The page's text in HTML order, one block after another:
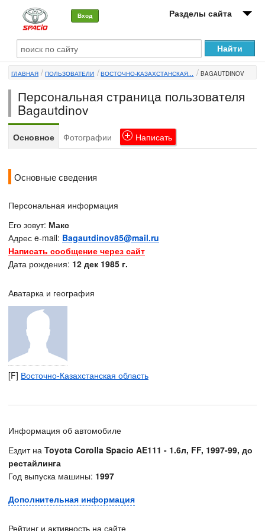
Вход Разделы сайта
О машине
Автоклуб
Форумы
Сервисы и услуги
ГЛАВНАЯ ПОЛЬЗОВАТЕЛИ ВОСТОЧНО-КАЗАХСТАНСКАЯ... BAGAUTDINOV
Персональная страница пользователя
Bagautdinov
Основное Фотографии Написать
Основные сведения
Персональная информация
Его зовут: Макс
Адрес e-mail: Bagautdinov85@mail.ru
Написать сообщение через сайт
Дата рождения: 12 дек 1985 г.
Аватарка и география
[F] Восточно-Казахстанская область
Информация об автомобиле
Ездит на Toyota Corolla Spacio AE111 - 1.6л, FF, 1997-99, до
рестайлинга
Год выпуска машины: 1997
Дополнительная информация
Рейтинг и активность на сайте